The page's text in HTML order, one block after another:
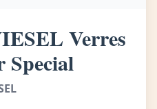
Verres
Special